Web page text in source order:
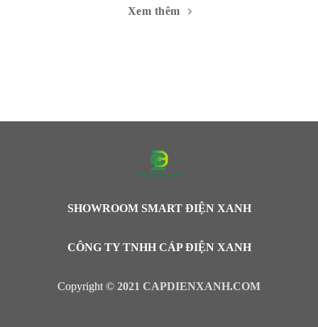
Xem thêm
SHOWROOM SMART ĐIỆN XANH
CÔNG TY TNHH CÁP ĐIỆN XANH
Copyright © 2021 CAPDIENXANH.COM